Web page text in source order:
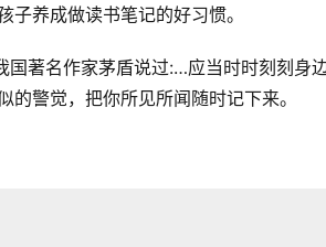
养成做读书笔记的好习惯。
国著名作家茅盾说过:…应当时时刻刻身
警觉，把你所见所闻随时记下来。